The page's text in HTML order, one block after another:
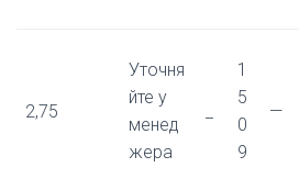
2,75
Уточня
йте у
менед
жера
1
5
0
9
—